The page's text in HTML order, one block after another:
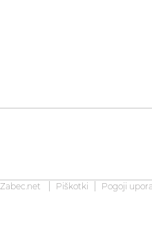
Zabec.net Piškotki Pogoji